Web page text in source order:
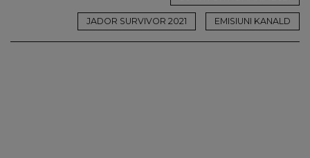
JADOR SURVIVOR 2021 EMISIUNI KANALD